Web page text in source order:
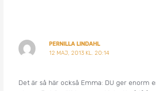
PERNILLA LINDAHL
12 MAJ, 2013 KL. 20:14
Det är så här också Emma: DU ger enorm